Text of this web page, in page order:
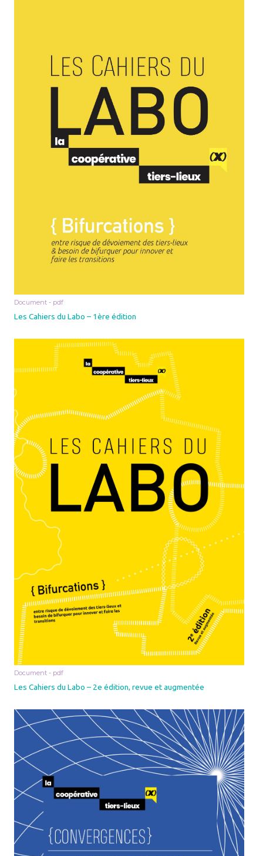
Document - pdf
Les Cahiers du Labo – 1ère édition
Document - pdf
Les Cahiers du Labo – 2e édition, revue et augmentée